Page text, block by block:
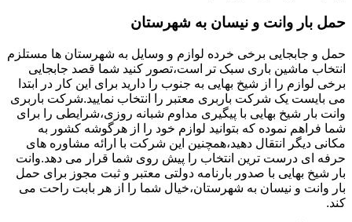
حمل بار وانت و نیسان به شهرستان
حمل و جابجایی برخی خرده لوازم و وسایل به شهرستان ها مستلزم
انتخاب ماشین باری سبک تر است،تصور کنید شما قصد جابجایی
برخی لوازم را از شیخ بهایی به جنوب را دارید برای این کار در ابتدا
می بایست یک شرکت باربری معتبر را انتخاب نمایید.شرکت باربری
وانت بار شیخ بهایی با پیگیری مداوم شبانه روزی،شرایطی را برای
شما فراهم نموده که بتوانید لوازم خود را از هرگوشه کشور به
مکانی دیگر انتقال دهید،همچنین این شرکت با ارائه مشاوره های
حرفه ای درست ترین انتخاب را پیش روی شما قرار می دهد.وانت
بار شیخ بهایی با صدور بارنامه دولتی معتبر و ثبت مجوز برای حمل
بار وانت و نیسان به شهرستان،خیال شما را از هر بابت راحت می
کند.